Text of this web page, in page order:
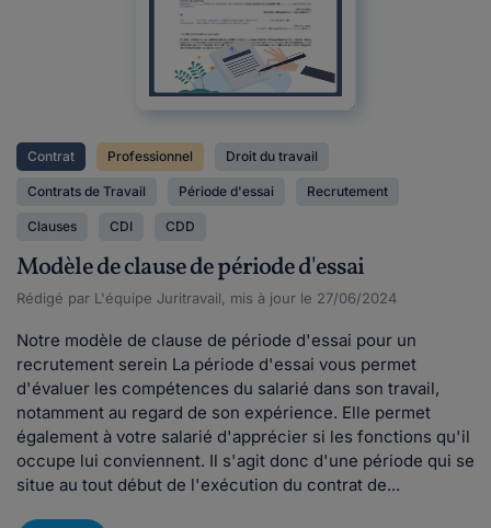
Contrat Professionnel Droit du travail
Contrats de Travail Période d'essai Recrutement
Clauses CDI CDD
Modèle de clause de période d'essai
Rédigé par L'équipe Juritravail, mis à jour le 27/06/2024
Notre modèle de clause de période d'essai pour un
recrutement serein La période d'essai vous permet
d'évaluer les compétences du salarié dans son travail,
notamment au regard de son expérience. Elle permet
également à votre salarié d'apprécier si les fonctions qu'il
occupe lui conviennent. Il s'agit donc d'une période qui se
situe au tout début de l'exécution du contrat de...